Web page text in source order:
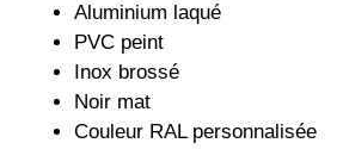
Aluminium laqué
PVC peint
Inox brossé
Noir mat
Couleur RAL personnalisée